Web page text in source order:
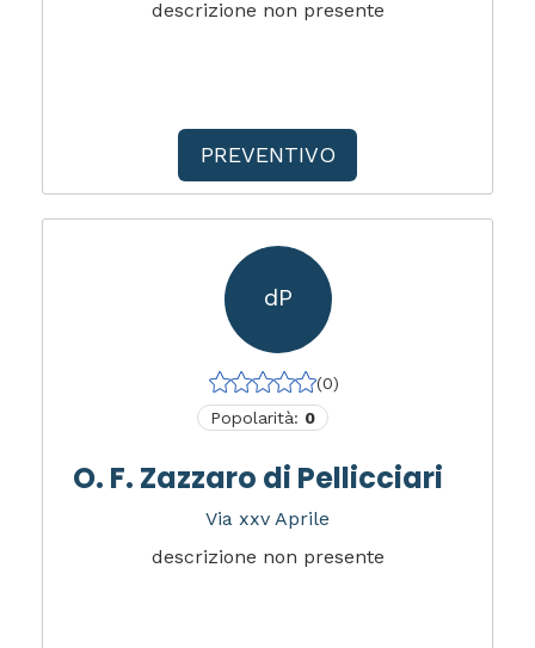
descrizione non presente
PREVENTIVO
dP
(0)
Popolarità: 0
O. F. Zazzaro di Pellicciari
Via xxv Aprile
descrizione non presente